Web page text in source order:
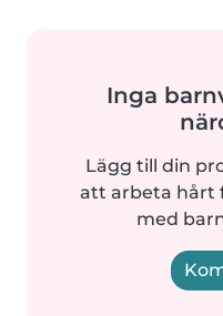
Inga
Lägg till din
att arbeta hårt
med